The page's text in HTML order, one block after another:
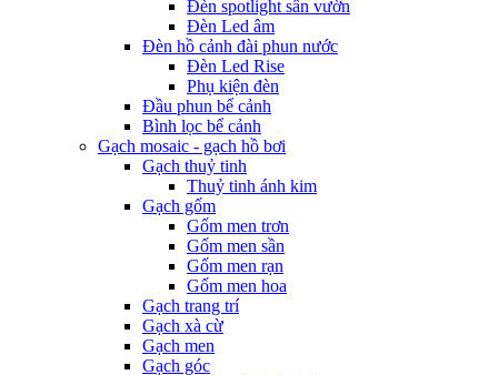
Đèn spotlight sân vườn
Đèn Led âm
Đèn hồ cảnh đài phun nước
Đèn Led Rise
Phụ kiện đèn
Đầu phun bể cảnh
Bình lọc bể cảnh
Gạch mosaic - gạch hồ bơi
Gạch thuỷ tinh
Thuỷ tinh ánh kim
Gạch gốm
Gốm men trơn
Gốm men sần
Gốm men rạn
Gốm men hoa
Gạch trang trí
Gạch xà cừ
Gạch men
Gạch góc